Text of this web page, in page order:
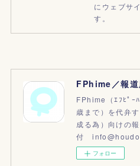
にウェブサ
す。
FPhime／報道
FPhime（ｴﾌﾋﾟｰ
歳まで）を代弁
成る為）向けの
付
フォロー